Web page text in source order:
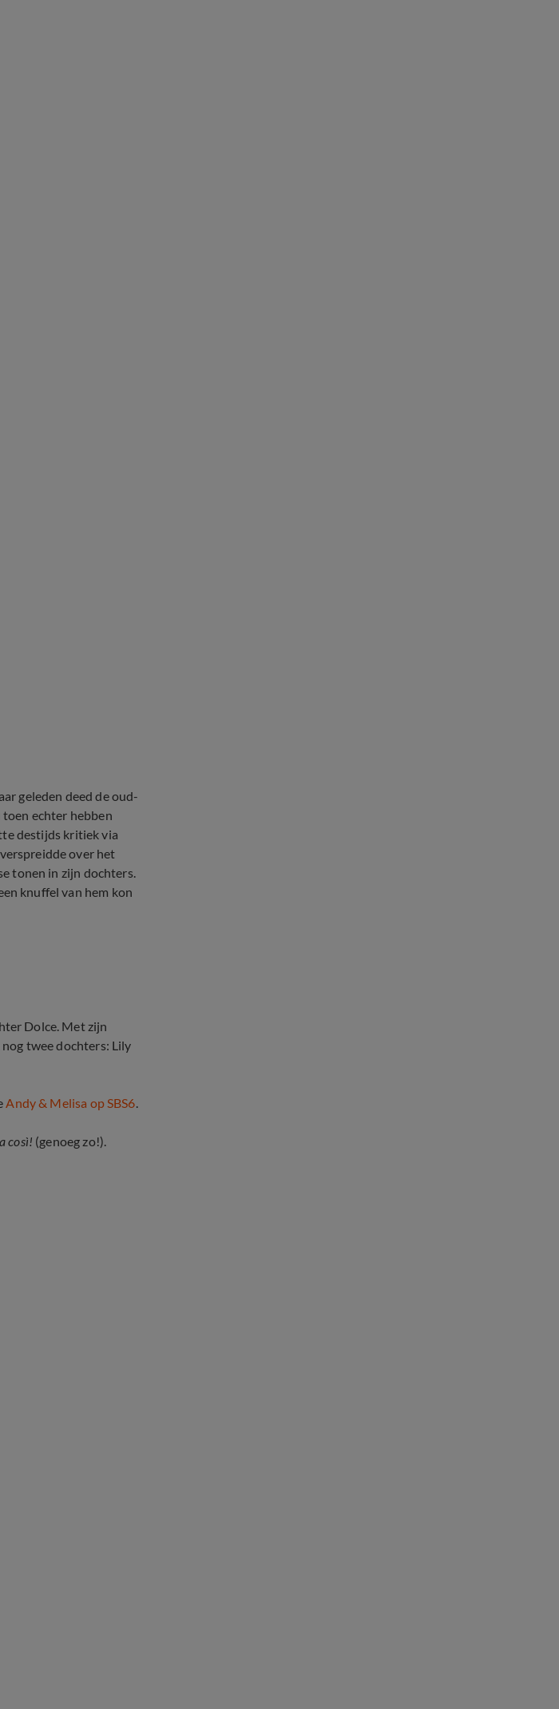
geleden deed de oud-
echter hebben
destijds kritiek via
over het
tonen in zijn dochters.
knuffel van hem kon
Dolce. Met zijn
twee dochters: Lily
Andy & Melisa op SBS6.
così! (genoeg zo!).